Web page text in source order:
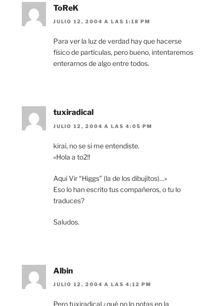
ToReK
JULIO 12, 2004 A LAS 1:18 PM
Para ver la luz de verdad hay que hacerse
físico de partículas, pero bueno, intentaremos
enterarnos de algo entre todos.
tuxiradical
JULIO 12, 2004 A LAS 4:05 PM
kirai, no se si me entendiste.
«Hola a to2!!
Aqui Vir “Higgs” (la de los dibujitos)…»
Eso lo han escrito tus compañeros, o tu lo
traduces?
Saludos.
Albin
JULIO 12, 2004 A LAS 4:12 PM
Pero tuxiradical ¿qué no lo notas en la